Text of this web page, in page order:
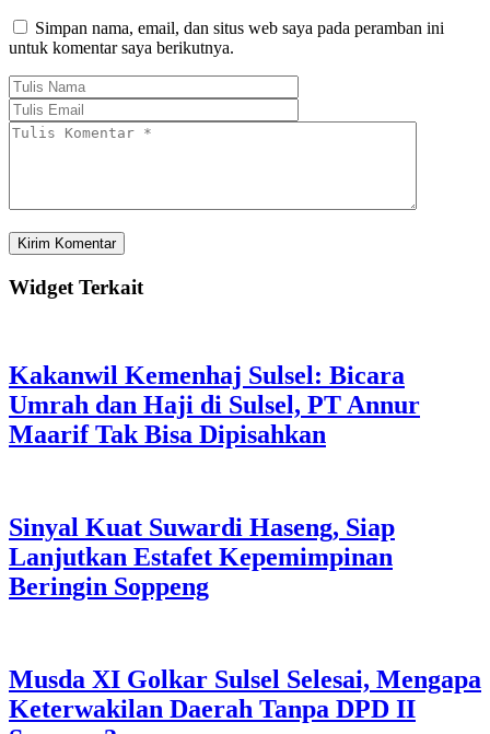
Simpan nama, email, dan situs web saya pada peramban ini
untuk komentar saya berikutnya.
Widget Terkait
Kakanwil Kemenhaj Sulsel: Bicara
Umrah dan Haji di Sulsel, PT Annur
Maarif Tak Bisa Dipisahkan
Sinyal Kuat Suwardi Haseng, Siap
Lanjutkan Estafet Kepemimpinan
Beringin Soppeng
Musda XI Golkar Sulsel Selesai, Mengapa
Keterwakilan Daerah Tanpa DPD II